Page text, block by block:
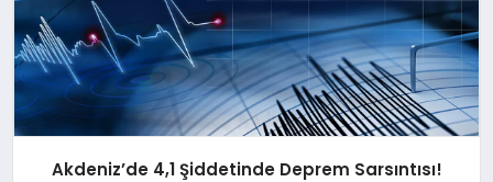
Akdeniz’de 4,1 Şiddetinde Deprem Sarsıntısı!